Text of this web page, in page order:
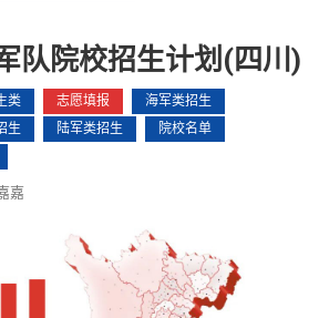
队院校招生计划(四川)
类 志愿填报
海军类招生
生 陆军类招生
院校名单
嘉